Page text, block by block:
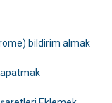
bildirim almak